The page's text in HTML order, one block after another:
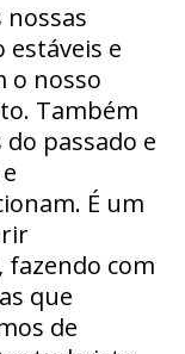
nossas
estáveis e
o nosso
Também
passado e
É um
fazendo com
que
de